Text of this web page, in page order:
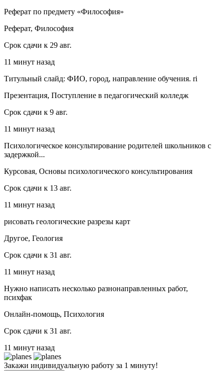
Реферат по предмету «Философия»
Реферат, Философия
Срок сдачи к 29 авг.
11 минут назад
Титульный слайд: ФИО, город, направление обучения. ri
Презентация, Поступление в педагогический колледж
Срок сдачи к 9 авг.
11 минут назад
Психологическое консультирование родителей школьников с
задержкой...
Курсовая, Основы психологического консультирования
Срок сдачи к 13 авг.
11 минут назад
рисовать геологические разрезы карт
Другое, Геология
Срок сдачи к 31 авг.
11 минут назад
Нужно написать несколько разнонаправленных работ,
психфак
Онлайн-помощь, Психология
Срок сдачи к 31 авг.
11 минут назад
Закажи индивидуальную работу за 1 минуту!